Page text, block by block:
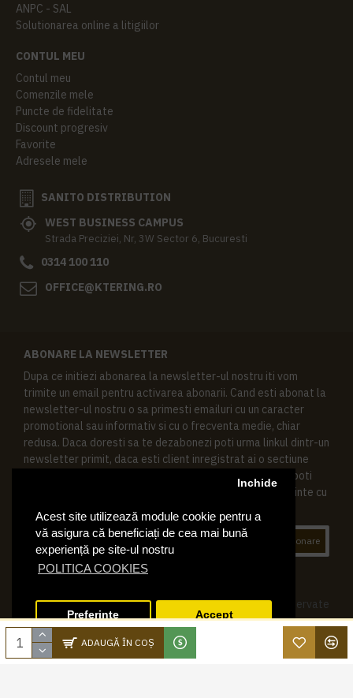
Acest site utilizează module cookie pentru a
vă asigura că beneficiați de cea mai bună
experiență pe site-ul nostru
POLITICA COOKIES
Inchide
Preferinte Accept
ADAUGĂ ÎN COŞ
ANPC - SAL
Solutionarea online a litigiilor
CONTUL MEU
Contul meu
Comenzile mele
Puncte de fidelitate
Discount progresiv
Favorite
Adresele mele
SANITO DISTRIBUTION
WEST BUSINESS CAMPUS
Strada Preciziei, Nr, 3W Sector 6, Bucuresti
0314 100 110
OFFICE@KTERING.RO
ABONARE LA NEWSLETTER
Dupa ce initiezi abonarea la newsletter-ul nostru iti vom
trimite un email pentru activarea abonarii. Cand esti abonat la
newsletter-ul nostru o sa primesti emailuri cu un caracter
promotional sau informativ si cu o frecventa medie, chiar
redusa. Daca doresti sa te dezabonezi poti urma linkul dintr-un
newsletter primit, daca esti client inregistrat ai o sectiune
speciala in contul tau in acest scop, si de asemenea ne poti
contacta oricand pe email pentru orice intrebari sau cerinte cu
Abonare
© 2019 Ktering.ro , Toate drepturile rezervate